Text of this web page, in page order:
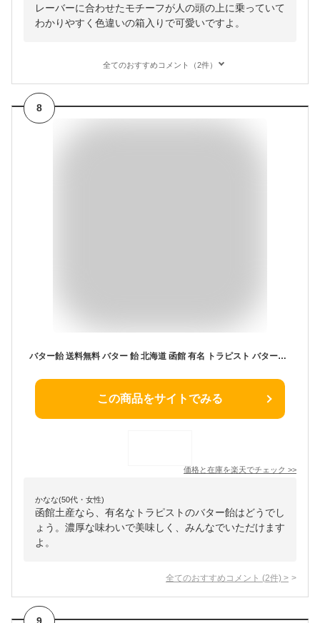
レーバーに合わせたモチーフが人の頭の上に乗っていて
わかりやすく色違いの箱入りで可愛いですよ。
全てのおすすめコメント（2件）
8
バター飴 送料無料 バター 飴 北海道 函館 有名 トラピスト バターあめ 送料無料 北海道土産 トラピストバター飴 1個×3 スイーツ お菓子 あめ キャンディ
この商品をサイトでみる
価格と在庫を楽天でチェック >>
かなな(50代・女性)
函館土産なら、有名なトラピストのバター飴はどうでし
ょう。濃厚な味わいで美味しく、みんなでいただけます
よ。
全てのおすすめコメント (2件) >